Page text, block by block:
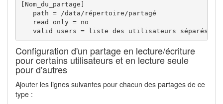
[Nom_du_partage]
   path = /data/répertoire/partagé
   read only = no
valid users = liste des utilisateurs séparés
Configuration d'un partage en lecture/écriture
pour certains utilisateurs et en lecture seule
pour d'autres
Ajouter les lignes suivantes pour chacun des partages de ce
type :